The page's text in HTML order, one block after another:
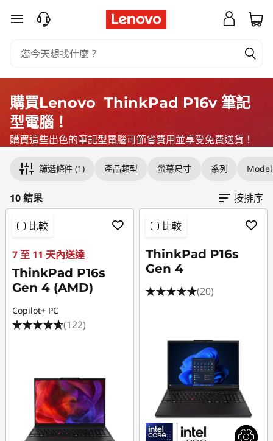
T
n
k
p
d
跳至主要內容
購買Lenovo ThinkPad P16v 筆記
型電腦！
購買這些出色的筆記型電腦可節省費用並享受免費送貨！
篩選條件(1) 產品類型 螢幕尺寸 系列
10 結果 按排序
比較
7 至 11 天內送達
ThinkPad P16s
Gen 4 (AMD)
Copilot+ PC
(122)
比較
ThinkPad P16s
Gen 4
(20)